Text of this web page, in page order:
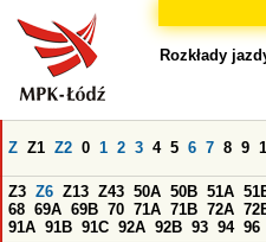
Rozkłady
Z Z1 Z2 0 1 2 3 4 5 6 7 8 9
Z3 Z6 Z13 Z43 50A 50B 51A
68 69A 69B 70 71A 71B 72A
91A 91B 91C 92A 92B 93 94 96